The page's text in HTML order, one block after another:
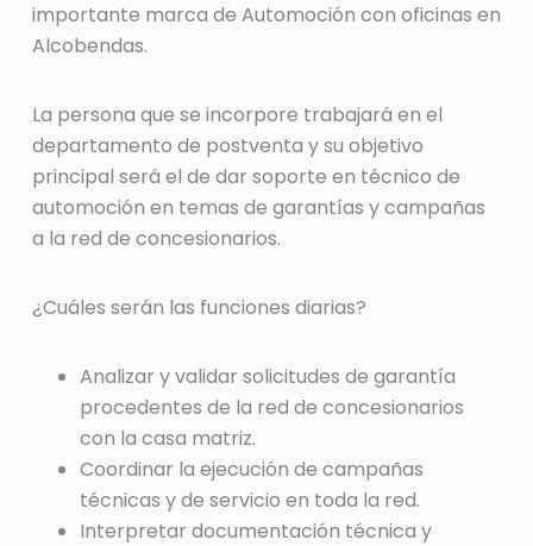
importante marca de Automoción con oficinas en
Alcobendas.
La persona que se incorpore trabajará en el
departamento de postventa y su objetivo
principal será el de dar soporte en técnico de
automoción en temas de garantías y campañas
a la red de concesionarios.
¿Cuáles serán las funciones diarias?
Analizar y validar solicitudes de garantía
procedentes de la red de concesionarios
con la casa matriz.
Coordinar la ejecución de campañas
técnicas y de servicio en toda la red.
Interpretar documentación técnica y